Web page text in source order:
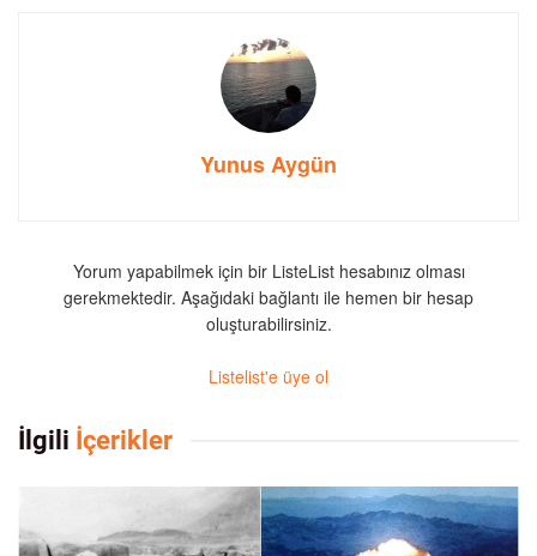
Yunus Aygün
Yorum yapabilmek için bir ListeList hesabınız olması
gerekmektedir. Aşağıdaki bağlantı ile hemen bir hesap
oluşturabilirsiniz.
Listelist'e üye ol
İlgili İçerikler